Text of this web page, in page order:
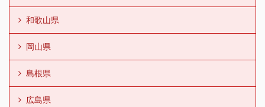
和歌山県
岡山県
島根県
広島県